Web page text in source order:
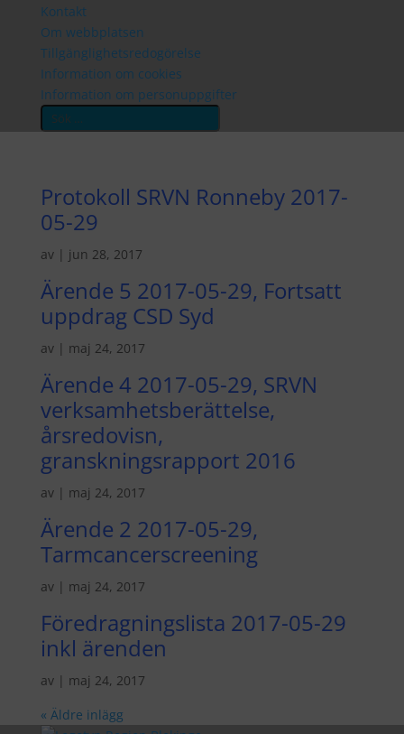
Kontakt
Om webbplatsen
Tillgänglighetsredogörelse
Information om cookies
Information om personuppgifter
Protokoll SRVN Ronneby 2017-
05-29
av | jun 28, 2017
Ärende 5 2017-05-29, Fortsatt
uppdrag CSD Syd
av | maj 24, 2017
Ärende 4 2017-05-29, SRVN
verksamhetsberättelse,
årsredovisn,
granskningsrapport 2016
av | maj 24, 2017
Ärende 2 2017-05-29,
Tarmcancerscreening
av | maj 24, 2017
Föredragningslista 2017-05-29
inkl ärenden
av | maj 24, 2017
« Äldre inlägg